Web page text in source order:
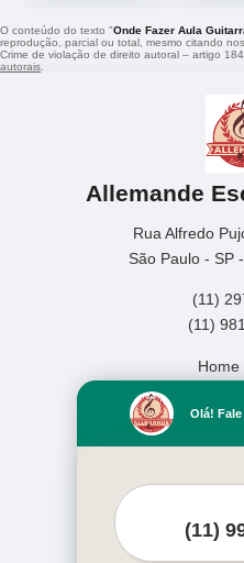
O conteúdo do texto "Onde Fazer Aula
reprodução, parcial ou total, mesmo citando
Crime de violação de direito autoral – artigo
autorais
Allemande
Rua Alfredo
São Paulo - SP
(11)
(11)
Home
Mais
Olá!